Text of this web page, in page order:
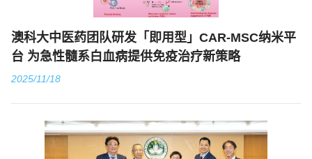
澳科大中医药团队研发「即用型」CAR-MSC纳米平
台 为急性髓系白血病提供免疫治疗新策略
2025/11/18